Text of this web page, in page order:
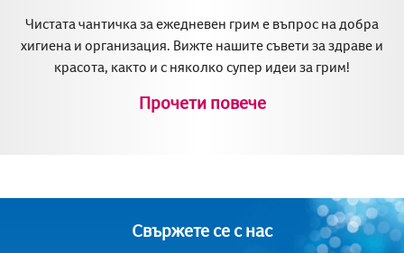
Чистата чантичка за ежедневен грим е въпрос на добра
хигиена и организация. Вижте нашите съвети за здраве и
красота, както и с няколко супер идеи за грим!
Прочети повече
Свържете се с нас